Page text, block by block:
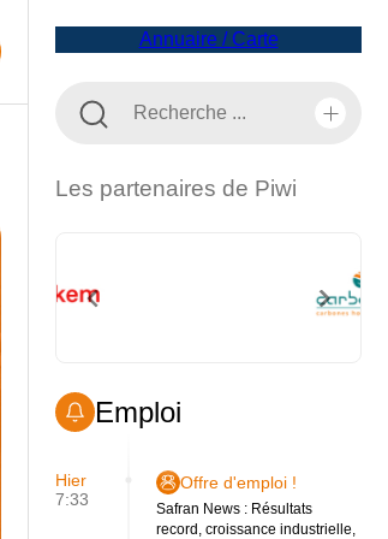
Annuaire / Carte
Les partenaires de Piwi
Emploi
Hier
7:33
Offre d'emploi !
Safran News : Résultats
record, croissance industrielle,